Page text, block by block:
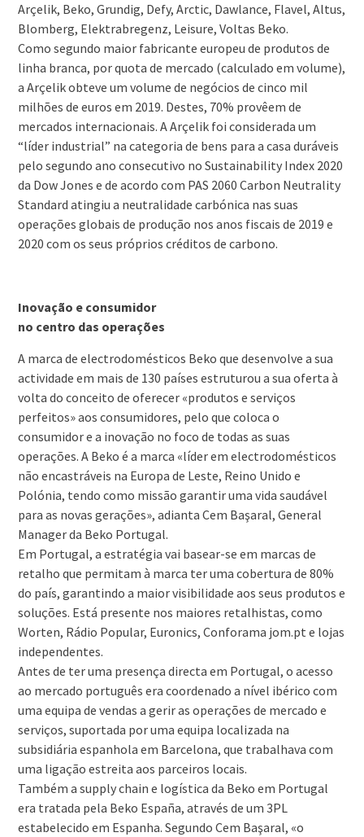
Arçelik, Beko, Grundig, Defy, Arctic, Dawlance, Flavel, Altus,
Blomberg, Elektrabregenz, Leisure, Voltas Beko.
Como segundo maior fabricante europeu de produtos de
linha branca, por quota de mercado (calculado em volume),
a Arçelik obteve um volume de negócios de cinco mil
milhões de euros em 2019. Destes, 70% provêem de
mercados internacionais. A Arçelik foi considerada um
“líder industrial” na categoria de bens para a casa duráveis
pelo segundo ano consecutivo no Sustainability Index 2020
da Dow Jones e de acordo com PAS 2060 Carbon Neutrality
Standard atingiu a neutralidade carbónica nas suas
operações globais de produção nos anos fiscais de 2019 e
2020 com os seus próprios créditos de carbono.
Inovação e consumidor
no centro das operações
A marca de electrodomésticos Beko que desenvolve a sua
actividade em mais de 130 países estruturou a sua oferta à
volta do conceito de oferecer «produtos e serviços
perfeitos» aos consumidores, pelo que coloca o
consumidor e a inovação no foco de todas as suas
operações. A Beko é a marca «líder em electrodomésticos
não encastráveis na Europa de Leste, Reino Unido e
Polónia, tendo como missão garantir uma vida saudável
para as novas gerações», adianta Cem Başaral, General
Manager da Beko Portugal.
Em Portugal, a estratégia vai basear-se em marcas de
retalho que permitam à marca ter uma cobertura de 80%
do país, garantindo a maior visibilidade aos seus produtos e
soluções. Está presente nos maiores retalhistas, como
Worten, Rádio Popular, Euronics, Conforama jom.pt e lojas
independentes.
Antes de ter uma presença directa em Portugal, o acesso
ao mercado português era coordenado a nível ibérico com
uma equipa de vendas a gerir as operações de mercado e
serviços, suportada por uma equipa localizada na
subsidiária espanhola em Barcelona, que trabalhava com
uma ligação estreita aos parceiros locais.
Também a supply chain e logística da Beko em Portugal
era tratada pela Beko España, através de um 3PL
estabelecido em Espanha. Segundo Cem Başaral, «o